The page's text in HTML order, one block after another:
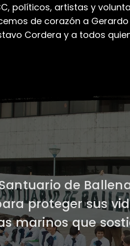
políticos, artistas y
de corazón a
Cordera y a todos
de
proteger sus
marinos que